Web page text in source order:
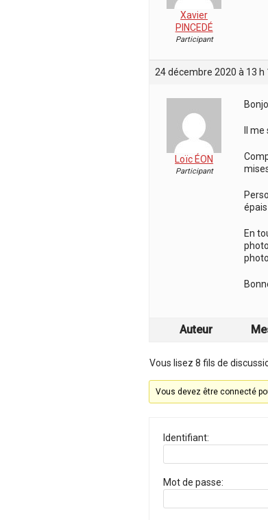
Xavier
PINCEDÉ
Participant
24 décembre 2020 à 13 h
Loïc ÉON
Participant
Il
En
Auteur
Vous lisez 8 fils de
Vous devez être connecté
Identifiant:
Mot de passe: